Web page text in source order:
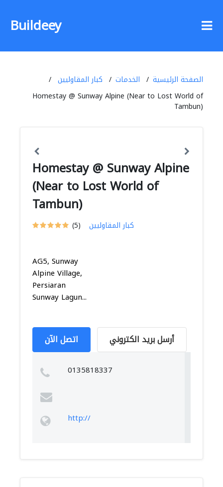
Buildeey
الصفحة الرئيسية الخدمات
كبار المقاوليين
Homestay @ Sunway Alpine (Near to Lost World of
Tambun)
Homestay @ Sunway Alpine
(Near to Lost World of
Tambun)
(5) كبار المقاوليين
AG5, Sunway
Alpine Village,
Persiaran
Sunway Lagun...
اتصل الآن أرسل بريد الكتروني
0135818337
http://